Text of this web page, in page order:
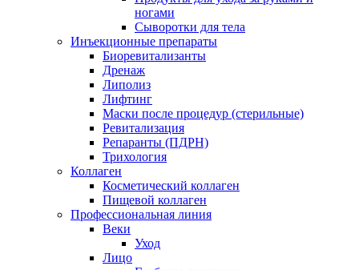
ногами
Сыворотки для тела
Инъекционные препараты
Биоревитализанты
Дренаж
Липолиз
Лифтинг
Маски после процедур (стерильные)
Ревитализация
Репаранты (ПДРН)
Трихология
Коллаген
Косметический коллаген
Пищевой коллаген
Профессиональная линия
Веки
Уход
Лицо